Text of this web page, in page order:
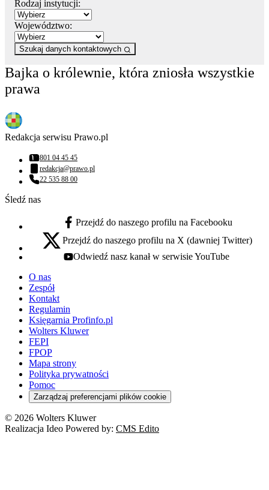
Rodzaj instytucji:
Województwo:
Szukaj danych kontaktowych
Bajka o królewnie, która zniosła wszystkie
prawa
Redakcja serwisu Prawo.pl
Numer telefonu:
801 04 45 45
Adres email:
redakcja@prawo.pl
Numer telefonu:
22 535 88 00
Śledź nas
facebook - otwiera się w nowej karcie
Przejdź do naszego profilu na Facebooku
x - otwiera się w nowej karcie
Przejdź do naszego profilu na X (dawniej Twitter)
youtube - otwiera się w nowej karcie
Odwiedź nasz kanał w serwisie YouTube
O nas
Zespół
Kontakt
Regulamin
Księgarnia Profinfo.pl
Wolters Kluwer
FEPI
FPOP
Mapa strony
Polityka prywatności
Pomoc
Zarządzaj preferencjami plików cookie
© 2026 Wolters Kluwer
Realizacja Ideo Powered by: CMS Edito